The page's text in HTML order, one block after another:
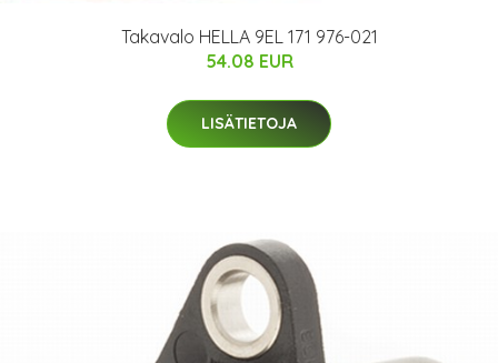
Takavalo HELLA 9EL 171 976-021
54.08 EUR
LISÄTIETOJA